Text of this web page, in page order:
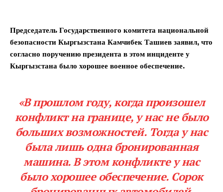
Председатель Государственного комитета национальной
безопасности Кыргызстана Камчибек Ташиев заявил, что
согласно поручению президента в этом инциденте у
Кыргызстана было хорошее военное обеспечение.
«В прошлом году, когда произошел
конфликт на границе, у нас не было
больших возможностей. Тогда у нас
была лишь одна бронированная
машина. В этом конфликте у нас
было хорошее обеспечение. Сорок